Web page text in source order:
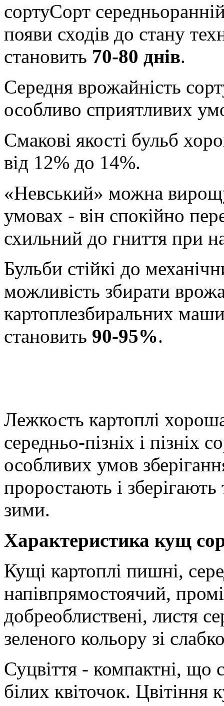
Сорт
появи сходів до стану
становить 70-80 днів.
Середня врожайність
особливо сприятливих
Смакові якості бульб
від 12% до 14%.
«Невський» можна
умовах - він спокійно
схильний до гниття при
Бульби стійкі до
можливість збирати
картоплезбиральних
становить 90-95%.
Лежкость картоплі
середньо-пізніх і пізніх
особливих умов
проростають і
зими.
Характеристика кущ
Кущі картоплі пишні,
напівпрямостоячий,
добреоблиствені, листя
зеленого кольору зі
Суцвіття - компактні, що
білих квіточок. Цвітіння